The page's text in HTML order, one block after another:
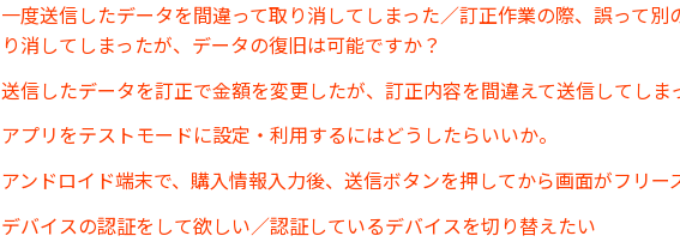
一度送信したデータを間違って取り消してしまった／訂正作業の際、誤って別
り消してしまったが、データの復旧は可能ですか？
送信したデータを訂正で金額を変更したが、訂正内容を間違えて送信してしま
アプリをテストモードに設定・利用するにはどうしたらいいか。
アンドロイド端末で、購入情報入力後、送信ボタンを押してから画面がフリー
デバイスの認証をして欲しい／認証しているデバイスを切り替えたい